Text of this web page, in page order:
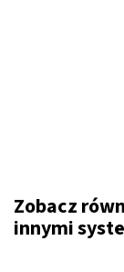
Zobacz
innymi